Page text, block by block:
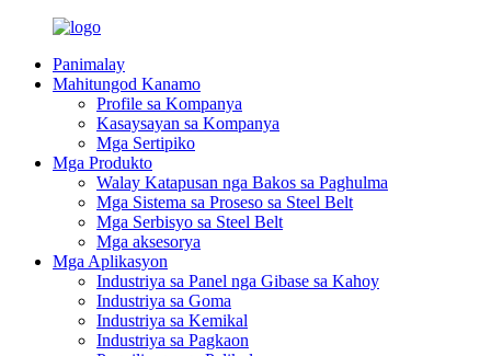
Panimalay
Mahitungod Kanamo
Profile sa Kompanya
Kasaysayan sa Kompanya
Mga Sertipiko
Mga Produkto
Walay Katapusan nga Bakos sa Paghulma
Mga Sistema sa Proseso sa Steel Belt
Mga Serbisyo sa Steel Belt
Mga aksesorya
Mga Aplikasyon
Industriya sa Panel nga Gibase sa Kahoy
Industriya sa Goma
Industriya sa Kemikal
Industriya sa Pagkaon